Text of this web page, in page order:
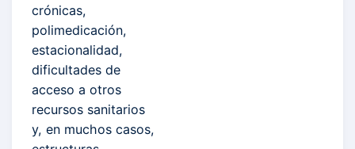
crónicas,
polimedicación,
estacionalidad,
dificultades de
acceso a otros
recursos sanitarios
y, en muchos casos,